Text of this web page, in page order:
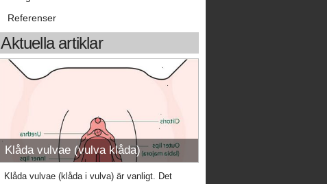
Referenser
Aktuella artiklar
Klåda vulvae (vulva klåda)
Klåda vulvae (klåda i vulva) är vanligt. Det